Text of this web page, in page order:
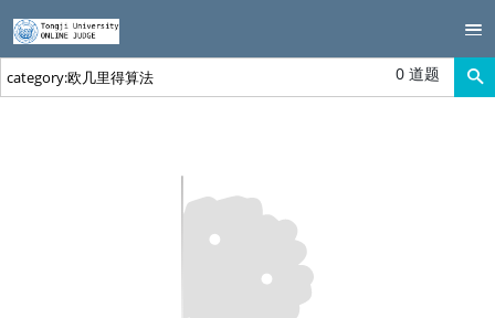
0 道题